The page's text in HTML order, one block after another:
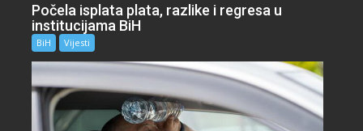
Počela isplata plata, razlike i regresa u
institucijama BiH
BiH Vijesti